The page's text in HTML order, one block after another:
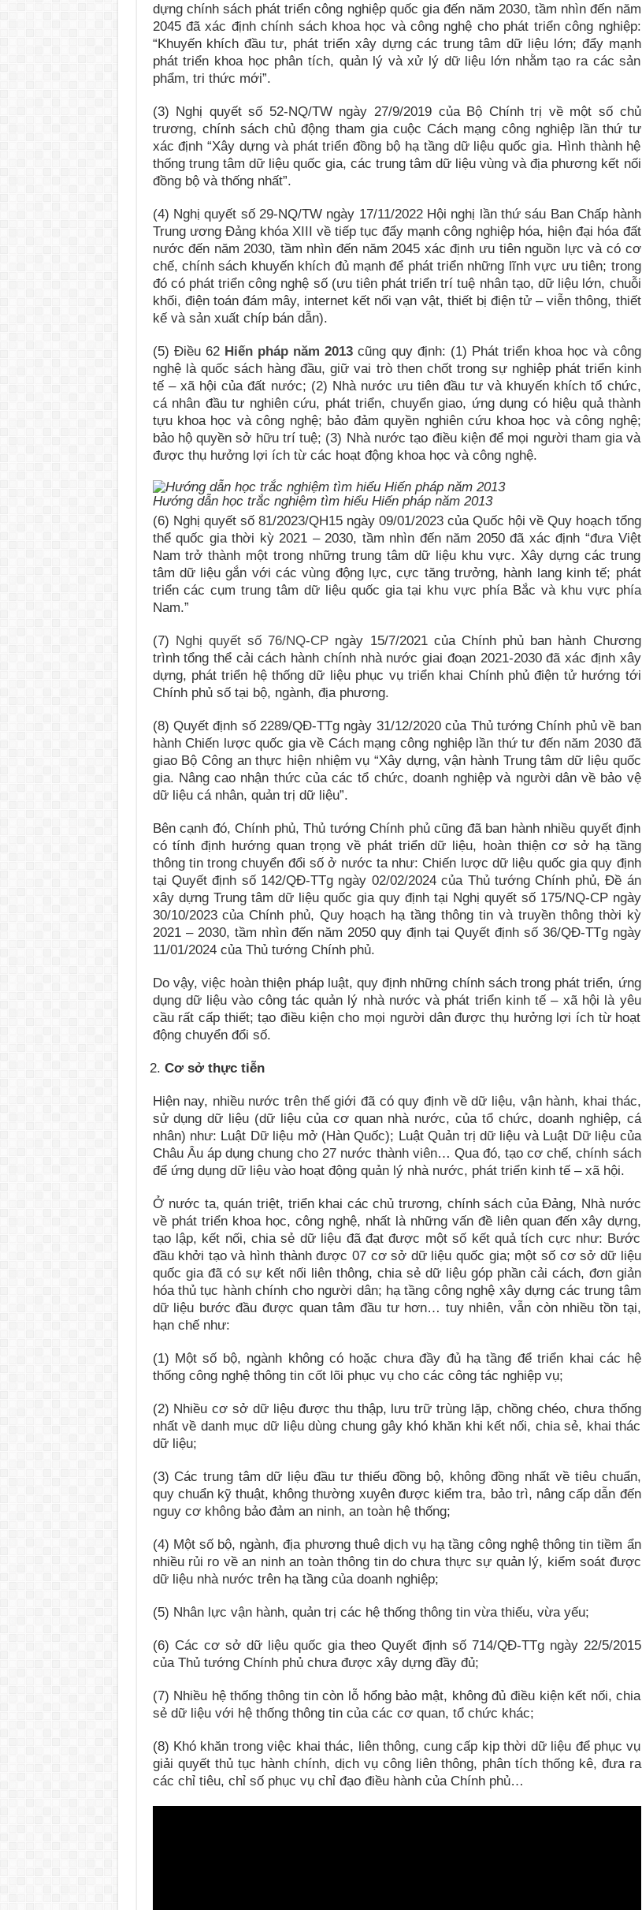
dựng chính sách phát triển công nghiệp quốc gia đến năm 2030, tầm nhìn đến năm
2045 đã xác định chính sách khoa học và công nghệ cho phát triển công nghiệp:
“Khuyến khích đầu tư, phát triển xây dựng các trung tâm dữ liệu lớn; đẩy mạnh
phát triển khoa học phân tích, quản lý và xử lý dữ liệu lớn nhằm tạo ra các sản
phẩm, tri thức mới”.
(3) Nghị quyết số 52-NQ/TW ngày 27/9/2019 của Bộ Chính trị về một số chủ
trương, chính sách chủ động tham gia cuộc Cách mạng công nghiệp lần thứ tư
xác định “Xây dựng và phát triển đồng bộ hạ tầng dữ liệu quốc gia. Hình thành hệ
thống trung tâm dữ liệu quốc gia, các trung tâm dữ liệu vùng và địa phương kết nối
đồng bộ và thống nhất”.
(4) Nghị quyết số 29-NQ/TW ngày 17/11/2022 Hội nghị lần thứ sáu Ban Chấp hành
Trung ương Đảng khóa XIII về tiếp tục đẩy mạnh công nghiệp hóa, hiện đại hóa đất
nước đến năm 2030, tầm nhìn đến năm 2045 xác định ưu tiên nguồn lực và có cơ
chế, chính sách khuyến khích đủ mạnh để phát triển những lĩnh vực ưu tiên; trong
đó có phát triển công nghệ số (ưu tiên phát triển trí tuệ nhân tạo, dữ liệu lớn, chuỗi
khối, điện toán đám mây, internet kết nối vạn vật, thiết bị điện tử – viễn thông, thiết
kế và sản xuất chíp bán dẫn).
(5) Điều 62 Hiến pháp năm 2013 cũng quy định: (1) Phát triển khoa học và công
nghệ là quốc sách hàng đầu, giữ vai trò then chốt trong sự nghiệp phát triển kinh
tế – xã hội của đất nước; (2) Nhà nước ưu tiên đầu tư và khuyến khích tổ chức,
cá nhân đầu tư nghiên cứu, phát triển, chuyển giao, ứng dụng có hiệu quả thành
tựu khoa học và công nghệ; bảo đảm quyền nghiên cứu khoa học và công nghệ;
bảo hộ quyền sở hữu trí tuệ; (3) Nhà nước tạo điều kiện để mọi người tham gia và
được thụ hưởng lợi ích từ các hoạt động khoa học và công nghệ.
Hướng dẫn học trắc nghiệm tìm hiểu Hiến pháp năm 2013
(6) Nghị quyết số 81/2023/QH15 ngày 09/01/2023 của Quốc hội về Quy hoạch tổng
thể quốc gia thời kỳ 2021 – 2030, tầm nhìn đến năm 2050 đã xác định “đưa Việt
Nam trở thành một trong những trung tâm dữ liệu khu vực. Xây dựng các trung
tâm dữ liệu gắn với các vùng động lực, cực tăng trưởng, hành lang kinh tế; phát
triển các cụm trung tâm dữ liệu quốc gia tại khu vực phía Bắc và khu vực phía
Nam.”
(7) Nghị quyết số 76/NQ-CP ngày 15/7/2021 của Chính phủ ban hành Chương
trình tổng thể cải cách hành chính nhà nước giai đoạn 2021-2030 đã xác định xây
dựng, phát triển hệ thống dữ liệu phục vụ triển khai Chính phủ điện tử hướng tới
Chính phủ số tại bộ, ngành, địa phương.
(8) Quyết định số 2289/QĐ-TTg ngày 31/12/2020 của Thủ tướng Chính phủ về ban
hành Chiến lược quốc gia về Cách mạng công nghiệp lần thứ tư đến năm 2030 đã
giao Bộ Công an thực hiện nhiệm vụ “Xây dựng, vận hành Trung tâm dữ liệu quốc
gia. Nâng cao nhận thức của các tổ chức, doanh nghiệp và người dân về bảo vệ
dữ liệu cá nhân, quản trị dữ liệu”.
Bên cạnh đó, Chính phủ, Thủ tướng Chính phủ cũng đã ban hành nhiều quyết định
có tính định hướng quan trọng về phát triển dữ liệu, hoàn thiện cơ sở hạ tầng
thông tin trong chuyển đổi số ở nước ta như: Chiến lược dữ liệu quốc gia quy định
tại Quyết định số 142/QĐ-TTg ngày 02/02/2024 của Thủ tướng Chính phủ, Đề án
xây dựng Trung tâm dữ liệu quốc gia quy định tại Nghị quyết số 175/NQ-CP ngày
30/10/2023 của Chính phủ, Quy hoạch hạ tầng thông tin và truyền thông thời kỳ
2021 – 2030, tầm nhìn đến năm 2050 quy định tại Quyết định số 36/QĐ-TTg ngày
11/01/2024 của Thủ tướng Chính phủ.
Do vậy, việc hoàn thiện pháp luật, quy định những chính sách trong phát triển, ứng
dụng dữ liệu vào công tác quản lý nhà nước và phát triển kinh tế – xã hội là yêu
cầu rất cấp thiết; tạo điều kiện cho mọi người dân được thụ hưởng lợi ích từ hoạt
động chuyển đổi số.
Cơ sở thực tiễn
Hiện nay, nhiều nước trên thế giới đã có quy định về dữ liệu, vận hành, khai thác,
sử dụng dữ liệu (dữ liệu của cơ quan nhà nước, của tổ chức, doanh nghiệp, cá
nhân) như: Luật Dữ liệu mở (Hàn Quốc); Luật Quản trị dữ liệu và Luật Dữ liệu của
Châu Âu áp dụng chung cho 27 nước thành viên… Qua đó, tạo cơ chế, chính sách
để ứng dụng dữ liệu vào hoạt động quản lý nhà nước, phát triển kinh tế – xã hội.
Ở nước ta, quán triệt, triển khai các chủ trương, chính sách của Đảng, Nhà nước
về phát triển khoa học, công nghệ, nhất là những vấn đề liên quan đến xây dựng,
tạo lập, kết nối, chia sẻ dữ liệu đã đạt được một số kết quả tích cực như: Bước
đầu khởi tạo và hình thành được 07 cơ sở dữ liệu quốc gia; một số cơ sở dữ liệu
quốc gia đã có sự kết nối liên thông, chia sẻ dữ liệu góp phần cải cách, đơn giản
hóa thủ tục hành chính cho người dân; hạ tầng công nghệ xây dựng các trung tâm
dữ liệu bước đầu được quan tâm đầu tư hơn… tuy nhiên, vẫn còn nhiều tồn tại,
hạn chế như:
(1) Một số bộ, ngành không có hoặc chưa đầy đủ hạ tầng để triển khai các hệ
thống công nghệ thông tin cốt lõi phục vụ cho các công tác nghiệp vụ;
(2) Nhiều cơ sở dữ liệu được thu thập, lưu trữ trùng lặp, chồng chéo, chưa thống
nhất về danh mục dữ liệu dùng chung gây khó khăn khi kết nối, chia sẻ, khai thác
dữ liệu;
(3) Các trung tâm dữ liệu đầu tư thiếu đồng bộ, không đồng nhất về tiêu chuẩn,
quy chuẩn kỹ thuật, không thường xuyên được kiểm tra, bảo trì, nâng cấp dẫn đến
nguy cơ không bảo đảm an ninh, an toàn hệ thống;
(4) Một số bộ, ngành, địa phương thuê dịch vụ hạ tầng công nghệ thông tin tiềm ẩn
nhiều rủi ro về an ninh an toàn thông tin do chưa thực sự quản lý, kiểm soát được
dữ liệu nhà nước trên hạ tầng của doanh nghiệp;
(5) Nhân lực vận hành, quản trị các hệ thống thông tin vừa thiếu, vừa yếu;
(6) Các cơ sở dữ liệu quốc gia theo Quyết định số 714/QĐ-TTg ngày 22/5/2015
của Thủ tướng Chính phủ chưa được xây dựng đầy đủ;
(7) Nhiều hệ thống thông tin còn lỗ hổng bảo mật, không đủ điều kiện kết nối, chia
sẻ dữ liệu với hệ thống thông tin của các cơ quan, tổ chức khác;
(8) Khó khăn trong việc khai thác, liên thông, cung cấp kịp thời dữ liệu để phục vụ
giải quyết thủ tục hành chính, dịch vụ công liên thông, phân tích thống kê, đưa ra
các chỉ tiêu, chỉ số phục vụ chỉ đạo điều hành của Chính phủ…